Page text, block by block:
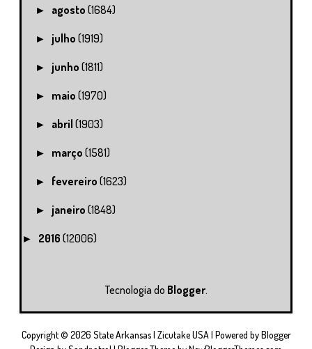
► agosto(1684)
► julho(1919)
► junho(1811)
► maio(1970)
► abril(1903)
► março(1581)
► fevereiro(1623)
► janeiro(1848)
► 2016 (12006)
Tecnologia do Blogger.
Copyright © 2026 State Arkansas | Zicutake USA| Powered byBlogger